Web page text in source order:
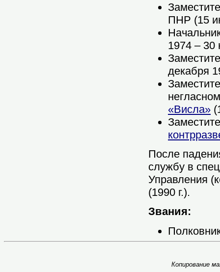
ПНР (15
1974 – 30
декабря
«Висла»
После
службу в
Управления
(1990 г.).
Звания:
Копирование